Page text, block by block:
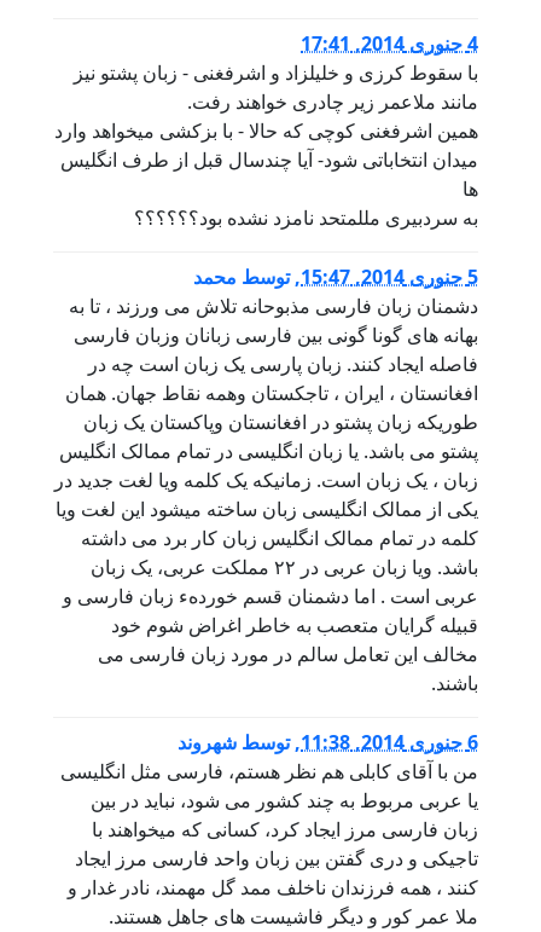
4 جنوری 2014, 17:41
با سقوط کرزی و خلیلزاد و اشرفغنی - زبان پشتو نیز
مانند ملاعمر زیر چادری خواهند رفت.
همین اشرفغنی کوچی که حالا - با بزکشی میخواهد وارد
میدان انتخاباتی شود- آیا چندسال قبل از طرف انگلیس
ها
به سردبیری مللمتحد نامزد نشده بود؟؟؟؟؟؟
5 جنوری 2014, 15:47 ,توسط محمد
دشمنان زبان فارسی مذبوحانه تلاش می ورزند ، تا به
بهانه های گونا گونی بین فارسی زبانان وزبان فارسی
فاصله ایجاد کنند. زبان پارسی یک زبان است چه در
افغانستان ، ایران ، تاجکستان وهمه نقاط جهان. همان
طوریکه زبان پشتو در افغانستان وپاکستان یک زبان
پشتو می باشد. يا زبان انگلیسی در تمام ممالک انگلیس
زبان ، یک زبان است. زمانیکه یک کلمه ویا لغت جدید در
یکی از ممالک انگلیسی زبان ساخته میشود این لغت ویا
کلمه در تمام ممالک انگلیس زبان کار برد می داشته
باشد. ویا زبان عربی در ۲۲ مملکت عربی، یک زبان
عربی است . اما دشمنان قسم خوردهء زبان فارسی و
قبیله گرایان متعصب به خاطر اغراض شوم خود
مخالف این تعامل سالم در مورد زبان فارسی می
باشند.
6 جنوری 2014, 11:38 ,توسط شهروند
من با آقای کابلی هم نظر هستم، فارسی مثل انگلیسی
یا عربی مربوط به چند کشور می شود، نباید در بین
زبان فارسی مرز ایجاد کرد، کسانی که میخواهند با
تاجیکی و دری گفتن بین زبان واحد فارسی مرز ایجاد
کنند ، همه فرزندان ناخلف ممد گل مهمند، نادر غدار و
ملا عمر کور و دیگر فاشیست های جاهل هستند.